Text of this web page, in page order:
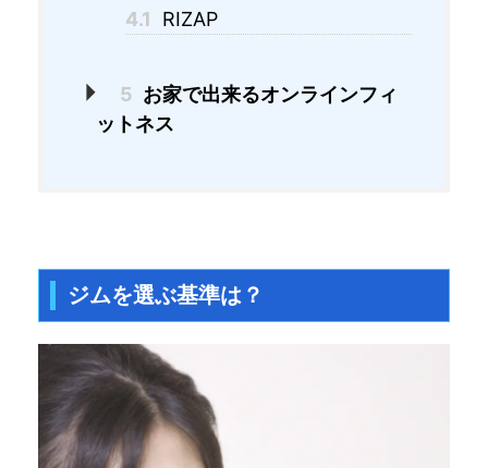
4.1
RIZAP
5 お家で出来るオンラインフィ
ットネス
ジムを選ぶ基準は？